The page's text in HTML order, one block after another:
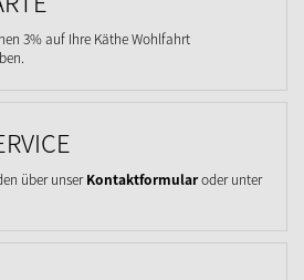
3% auf Ihre Käthe Wohlfahrt
über unserKontaktformularoder unter